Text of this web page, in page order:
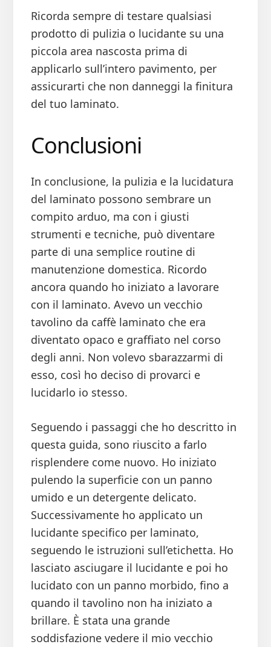
Ricorda sempre di testare qualsiasi
prodotto di pulizia o lucidante su una
piccola area nascosta prima di
applicarlo sull’intero pavimento, per
assicurarti che non danneggi la finitura
del tuo laminato.
Conclusioni
In conclusione, la pulizia e la lucidatura
del laminato possono sembrare un
compito arduo, ma con i giusti
strumenti e tecniche, può diventare
parte di una semplice routine di
manutenzione domestica. Ricordo
ancora quando ho iniziato a lavorare
con il laminato. Avevo un vecchio
tavolino da caffè laminato che era
diventato opaco e graffiato nel corso
degli anni. Non volevo sbarazzarmi di
esso, così ho deciso di provarci e
lucidarlo io stesso.
Seguendo i passaggi che ho descritto in
questa guida, sono riuscito a farlo
risplendere come nuovo. Ho iniziato
pulendo la superficie con un panno
umido e un detergente delicato.
Successivamente ho applicato un
lucidante specifico per laminato,
seguendo le istruzioni sull’etichetta. Ho
lasciato asciugare il lucidante e poi ho
lucidato con un panno morbido, fino a
quando il tavolino non ha iniziato a
brillare. È stata una grande
soddisfazione vedere il mio vecchio